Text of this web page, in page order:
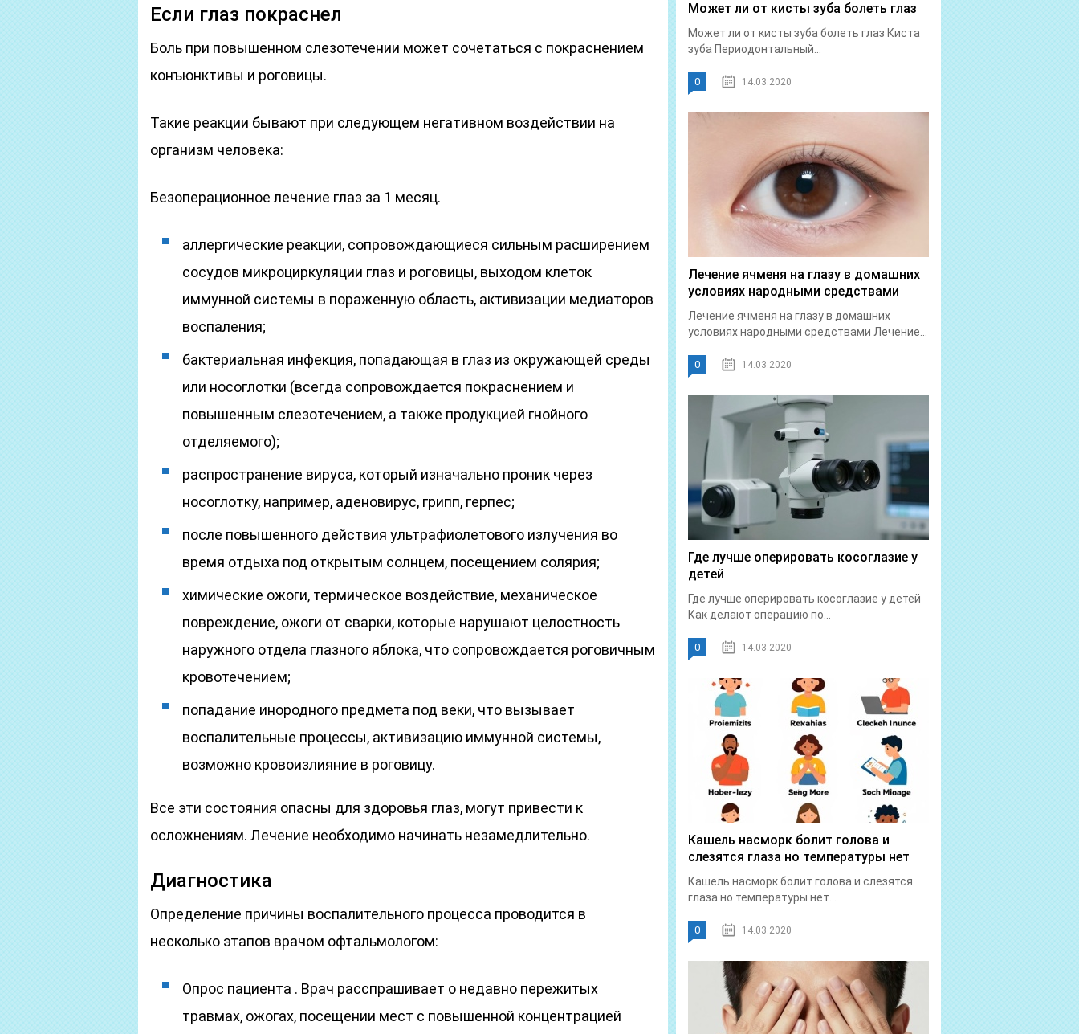
Если глаз покраснел
Боль при повышенном слезотечении может сочетаться с покраснением
конъюнктивы и роговицы.
Такие реакции бывают при следующем негативном воздействии на
организм человека:
Безоперационное лечение глаз за 1 месяц.
аллергические реакции, сопровождающиеся сильным расширением
сосудов микроциркуляции глаз и роговицы, выходом клеток
иммунной системы в пораженную область, активизации медиаторов
воспаления;
бактериальная инфекция, попадающая в глаз из окружающей среды
или носоглотки (всегда сопровождается покраснением и
повышенным слезотечением, а также продукцией гнойного
отделяемого);
распространение вируса, который изначально проник через
носоглотку, например, аденовирус, грипп, герпес;
после повышенного действия ультрафиолетового излучения во
время отдыха под открытым солнцем, посещением солярия;
химические ожоги, термическое воздействие, механическое
повреждение, ожоги от сварки, которые нарушают целостность
наружного отдела глазного яблока, что сопровождается роговичным
кровотечением;
попадание инородного предмета под веки, что вызывает
воспалительные процессы, активизацию иммунной системы,
возможно кровоизлияние в роговицу.
Все эти состояния опасны для здоровья глаз, могут привести к
осложнениям. Лечение необходимо начинать незамедлительно.
Диагностика
Определение причины воспалительного процесса проводится в
несколько этапов врачом офтальмологом:
Опрос пациента . Врач расспрашивает о недавно пережитых
травмах, ожогах, посещении мест с повышенной концентрацией
Может ли от кисты зуба болеть глаз
Может ли от кисты зуба болеть глаз Киста
зуба Периодонтальный...
0 14.03.2020
Лечение ячменя на глазу в домашних
условиях народными средствами
Лечение ячменя на глазу в домашних
условиях народными средствами Лечение...
0 14.03.2020
Где лучше оперировать косоглазие у
детей
Где лучше оперировать косоглазие у детей
Как делают операцию по...
0 14.03.2020
Кашель насморк болит голова и
слезятся глаза но температуры нет
Кашель насморк болит голова и слезятся
глаза но температуры нет...
0 14.03.2020